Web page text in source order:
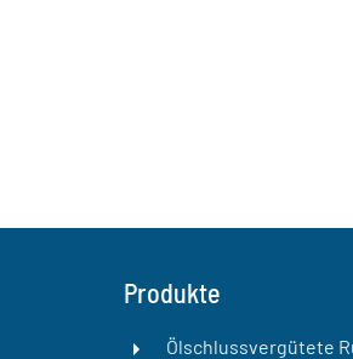
Produkte
Ölschlussvergütete